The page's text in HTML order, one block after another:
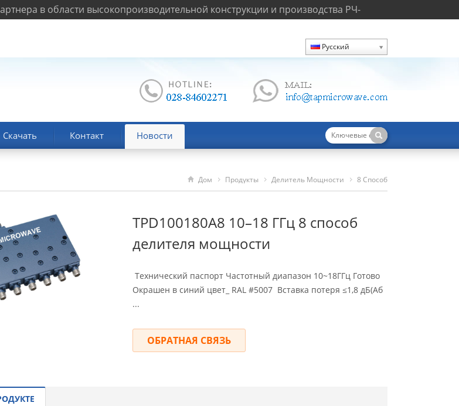
в области высокопроизводительной конструкции и производства РЧ-
Русский
Скачать Контакт Новости
Дом Продукты Делитель Мощности 8 Способ
TPD100180A8 10–18 ГГц 8 способ
делителя мощности
Технический паспорт Частотный диапазон 10~18ГГц Готово
Окрашен в синий цвет_ RAL #5007 Вставка потеря ≤1,8 дБ(Аб
...
ОБРАТНАЯ СВЯЗЬ